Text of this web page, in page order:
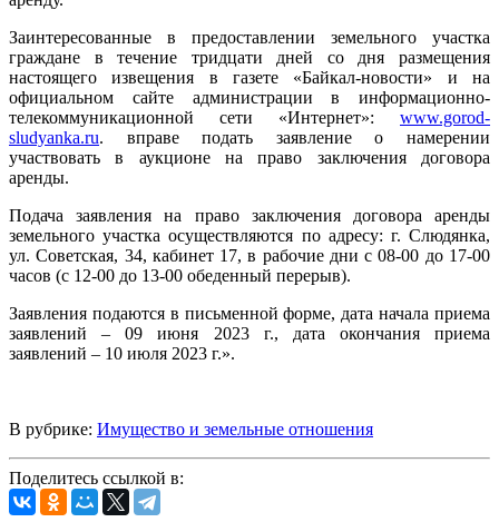
Заинтересованные в предоставлении земельного участка
граждане в течение тридцати дней со дня размещения
настоящего извещения в газете «Байкал-новости» и на
официальном сайте администрации в информационно-
телекоммуникационной сети «Интернет»: www.gorod-
sludyanka.ru. вправе подать заявление о намерении
участвовать в аукционе на право заключения договора
аренды.
Подача заявления на право заключения договора аренды
земельного участка осуществляются по адресу: г. Слюдянка,
ул. Советская, 34, кабинет 17, в рабочие дни с 08-00 до 17-00
часов (с 12-00 до 13-00 обеденный перерыв).
Заявления подаются в письменной форме, дата начала приема
заявлений – 09 июня 2023 г., дата окончания приема
заявлений – 10 июля 2023 г.».
В рубрике: Имущество и земельные отношения
Поделитесь ссылкой в: